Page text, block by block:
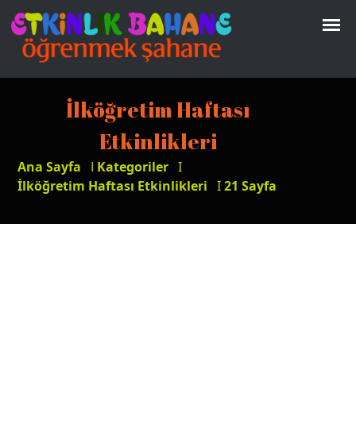
İlköğretim Haftası
Etkinlikleri
Ana Sayfa I Kategoriler I
İlköğretim Haftası Etkinlikleri I21 Sayfa